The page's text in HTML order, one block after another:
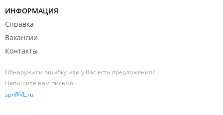
ИНФОРМАЦИЯ
Справка
Вакансии
Контакты
Обнаружили ошибку или у Вас есть предложения?
Напишите нам письмо:
spr@VL.ru